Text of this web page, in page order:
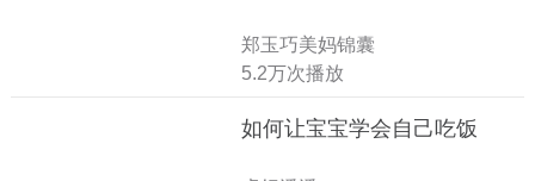
郑玉巧美妈锦囊
5.2万次播放
如何让宝宝学会自己吃饭